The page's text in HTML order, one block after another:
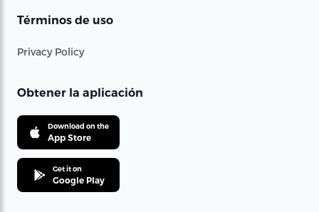
Términos de uso
Privacy Policy
Obtener la aplicación
Download on the
App Store
Get it on
Google Play